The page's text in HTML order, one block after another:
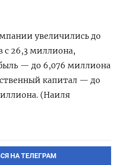
увеличились до
с 26,3 миллиона,
— ​до 6,076 миллиона
капитал — ‌до
(Наиля
НА ТЕЛЕГРАМ